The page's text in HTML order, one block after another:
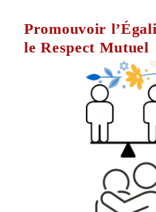
Promouvoir
le Respect Mutuel